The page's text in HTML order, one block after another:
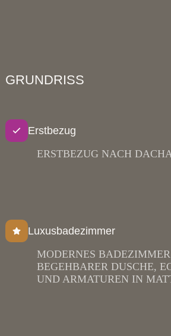
GRUNDRISS
Erstbezug
ERSTBEZUG NACH
Luxusbadezimmer
MODERNES
BEGEHBARER DUSCHE,
UND ARMATUREN IN